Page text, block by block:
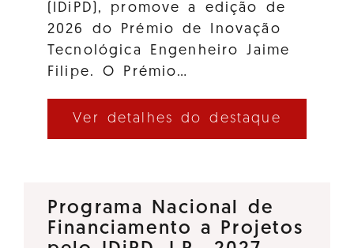
(IDiPD), promove a edição de
2026 do Prémio de Inovação
Tecnológica Engenheiro Jaime
Filipe. O Prémio…
Ver detalhes do destaque
Programa Nacional de
Financiamento a Projetos